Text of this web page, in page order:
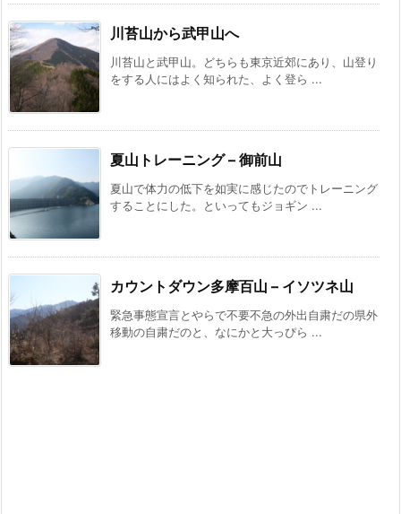
川苔山から武甲山へ
川苔山と武甲山。どちらも東京近郊にあり、山登り
をする人にはよく知られた、よく登ら ...
夏山トレーニング – 御前山
夏山で体力の低下を如実に感じたのでトレーニング
することにした。といってもジョギン ...
カウントダウン多摩百山 – イソツネ山
緊急事態宣言とやらで不要不急の外出自粛だの県外
移動の自粛だのと、なにかと大っぴら ...